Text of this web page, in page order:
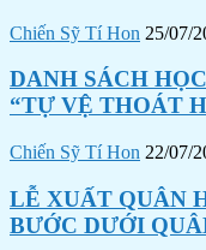
Chiến Sỹ Tí Hon 25/07/
DANH SÁCH
“TỰ VỆ THOÁT
Chiến Sỹ Tí Hon 22/07/
LỄ XUẤT QUÂN
BƯỚC DƯỚI